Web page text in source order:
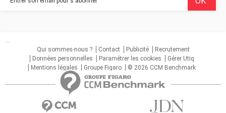
...
Qui sommes-nous ?
Contact Publicité
Recrutement
Données personnelles
Paramétrer les cookies
Gérer Utiq
Mentions légales
Groupe Figaro © 2026 CCM Benchmark